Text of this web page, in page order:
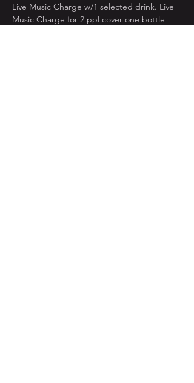
Live Music Charge w/1 selected drink. Live
Music Charge for 2 ppl cover one bottle